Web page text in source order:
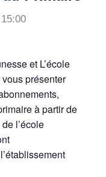
15:00
et L’école
présenter
à partir de
l’école